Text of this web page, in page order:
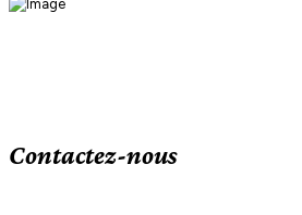
Contactez-nous